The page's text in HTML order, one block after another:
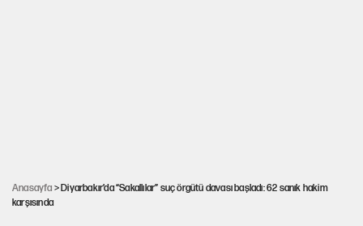
Anasayfa > Diyarbakır’da “Sakallılar” suç örgütü davası başladı: 62 sanık hakim
karşısında